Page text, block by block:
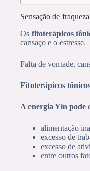
Sensação de fraqueza
Os fitoterápicos
cansaço e o estresse.
Falta de vontade,
Fitoterápicos
A energia Yin pode
alimentação
excesso de
excesso de
entre outros